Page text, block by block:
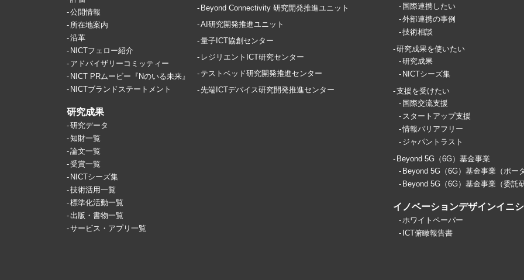
公開情報
所在地案内
沿革
NICTフェロー紹介
アドバイザリーコミッティー
NICT PRムービー『Nのいる未来』
NICTブランドステートメント
研究成果
研究データ
知財一覧
論文一覧
受賞一覧
NICTシーズ集
技術活用一覧
標準化活動一覧
出版・書物一覧
サービス・アプリ一覧
Beyond Connectivity 研究開発推進ユニット
AI研究開発推進ユニット
量子ICT協創センター
レジリエントICT研究センター
テストベッド研究開発推進センター
先端ICTデバイス研究開発推進センター
国際連携したい
外部連携の事例
技術相談
研究成果を使いたい
研究成果
NICTシーズ集
支援を受けたい
国際交流支援
スタートアップ支援
情報バリアフリー
ジャパントラスト
Beyond 5G（6G）基金事業
Beyond 5G（6G）基金事業（ポー
Beyond 5G（6G）基金事業（委託
イノベーションデザインイニ
ホワイトペーパー
ICT俯瞰報告書